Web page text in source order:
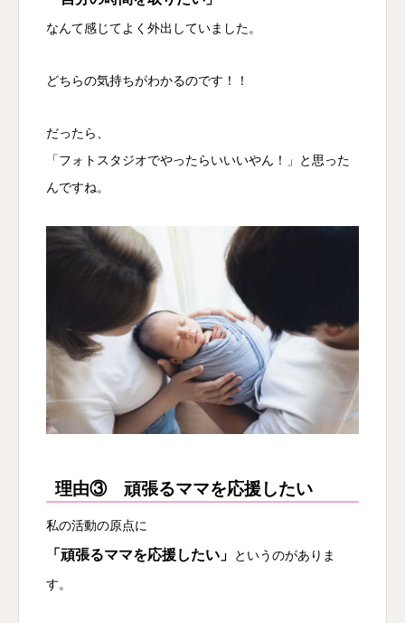
なんて感じてよく外出していました。
どちらの気持ちがわかるのです！！
だったら、
「フォトスタジオでやったらいいいやん！」と思った
んですね。
理由③ 頑張るママを応援したい
私の活動の原点に
「頑張るママを応援したい」
というのがありま
す。